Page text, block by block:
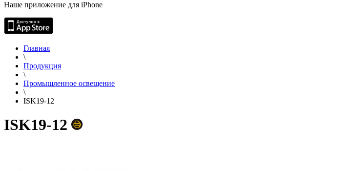
Наше приложение для iPhone
Главная
\
Продукция
\
Промышленное освещение
\
ISK19-12
ISK19-12